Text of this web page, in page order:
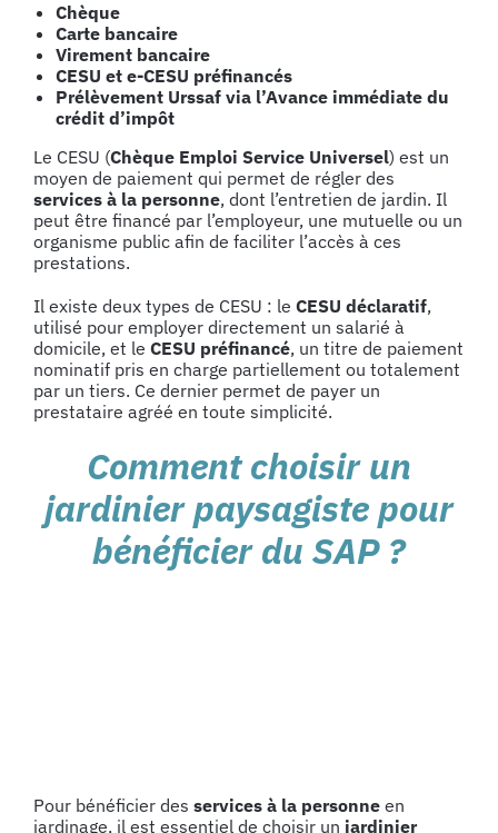
Chèque
Carte bancaire
Virement bancaire
CESU et e-CESU préfinancés
Prélèvement Urssaf via l’Avance immédiate du
crédit d’impôt
Le CESU (Chèque Emploi Service Universel) est un
moyen de paiement qui permet de régler des
services à la personne, dont l’entretien de jardin. Il
peut être financé par l’employeur, une mutuelle ou un
organisme public afin de faciliter l’accès à ces
prestations.
Il existe deux types de CESU : le CESU déclaratif,
utilisé pour employer directement un salarié à
domicile, et le CESU préfinancé, un titre de paiement
nominatif pris en charge partiellement ou totalement
par un tiers. Ce dernier permet de payer un
prestataire agréé en toute simplicité.
Comment choisir un
jardinier paysagiste pour
bénéficier du SAP ?
Pour bénéficier des services à la personne en
jardinage, il est essentiel de choisir un jardinier